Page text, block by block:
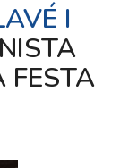
I
FESTA